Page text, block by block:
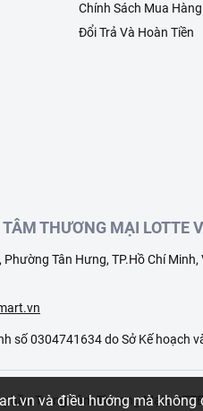
Chính Sách Mua Hàng
Đổi Trả Và Hoàn Tiền
THƯƠNG MẠI LOTTE
Tân Hưng, TP.Hồ Chí Minh,
số 0304741634 do Sở Kế
Trung Tâm Thương Mại
và điều hướng mà